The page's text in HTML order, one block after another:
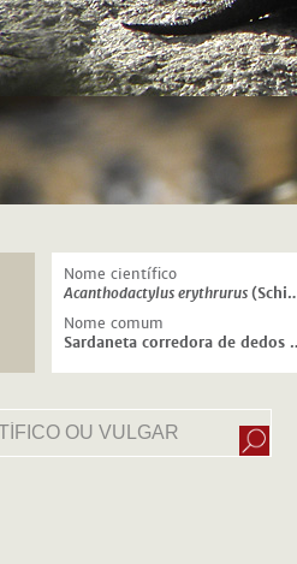
Nome científico
Acanthodactylus erythrurus(Schinz, 1833)
Nome comum
Sardaneta